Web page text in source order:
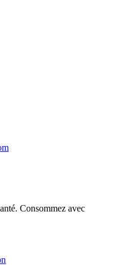
Consommez avec